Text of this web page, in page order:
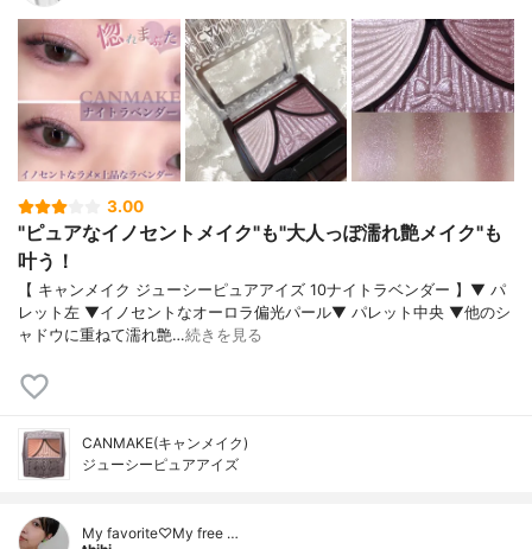
3.00
"ピュアなイノセントメイク"も"大人っぽ濡れ艶メイク"も
叶う！
【 キャンメイク ジューシーピュアアイズ 10ナイトラベンダー 】▼ パ
レット左 ▼イノセントなオーロラ偏光パール▼ パレット中央 ▼他のシ
ャドウに重ねて濡れ艶…続きを見る
CANMAKE(キャンメイク)
ジューシーピュアアイズ
My favorite♡My free …